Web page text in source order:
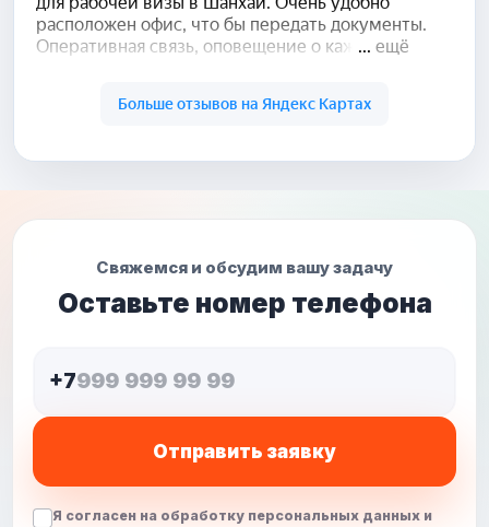
Свяжемся и обсудим вашу задачу
Оставьте номер телефона
+7
Отправить заявку
Я согласен на обработку персональных данных и